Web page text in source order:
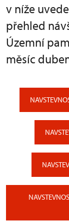
v níže
přehled
Územní
měsíc